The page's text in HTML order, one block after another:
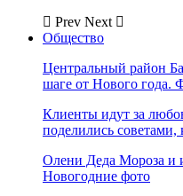
Prev Next
Общество
Центральный район
шаге от Нового года.
Клиенты идут за
поделились советами,
Олени Деда Мороза и
Новогодние фото